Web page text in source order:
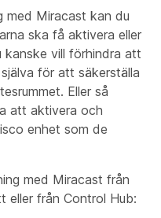
med Miracast kan du
ska få aktivera eller
kanske vill förhindra att
för att säkerställa
Eller så
att aktivera och
enhet som de
med Miracast från
eller från Control Hub: